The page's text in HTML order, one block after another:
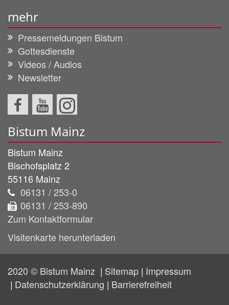
mehr
Pressemeldungen Bistum
Gottesdienste
Videos / Audios
Newsletter
Bistum Mainz
Bistum Mainz
Bischofsplatz 2
55116 Mainz
06131 / 253-0
06131 / 253-890
Zum Kontaktformular
Visitenkarte herunterladen
2020 © Bistum Mainz Sitemap Impressum
Datenschutzerklärung
Barrierefreiheit